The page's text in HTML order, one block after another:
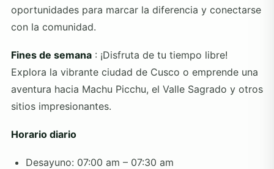
oportunidades para marcar la diferencia y conectarse
con la comunidad.
Fines de semana : ¡Disfruta de tu tiempo libre!
Explora la vibrante ciudad de Cusco o emprende una
aventura hacia Machu Picchu, el Valle Sagrado y otros
sitios impresionantes.
Horario diario
Desayuno: 07:00 am – 07:30 am